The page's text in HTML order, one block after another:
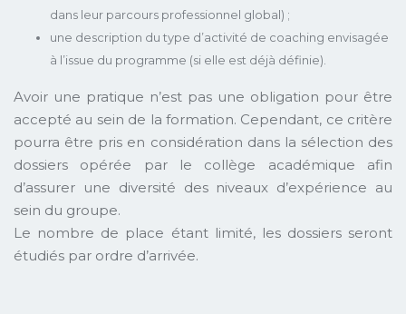
dans leur parcours professionnel global) ;
une description du type d’activité de coaching envisagée
à l’issue du programme (si elle est déjà définie).
Avoir une pratique n’est pas une obligation pour être
accepté au sein de la formation. Cependant, ce critère
pourra être pris en considération dans la sélection des
dossiers opérée par le collège académique afin
d’assurer une diversité des niveaux d’expérience au
sein du groupe.
Le nombre de place étant limité, les dossiers seront
étudiés par ordre d’arrivée.